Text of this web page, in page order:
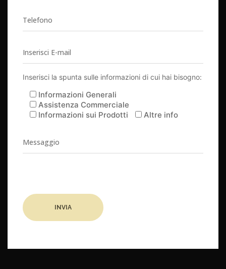
Inserisci la spunta sulle informazioni di cui hai bisogno:
Informazioni Generali
Assistenza Commerciale
Informazioni sui Prodotti
Altre info